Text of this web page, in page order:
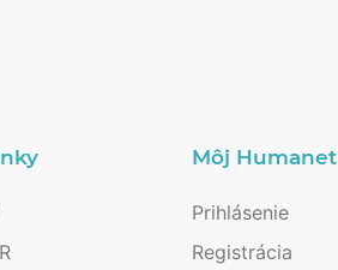
Môj Humanet
Prihlásenie
Registrácia